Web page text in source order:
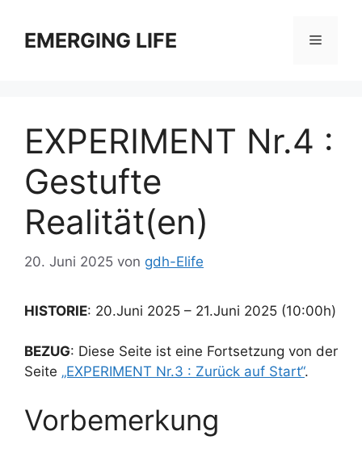
Inhalt
springenEMERGING LIFE Menü
EXPERIMENT Nr.4 :
Gestufte
Realität(en)
20. Juni 2025 von gdh-Elife
HISTORIE: 20.Juni 2025 – 21.Juni 2025 (10:00h)
BEZUG: Diese Seite ist eine Fortsetzung von der
Seite „EXPERIMENT Nr.3 : Zurück auf Start“.
Vorbemerkung